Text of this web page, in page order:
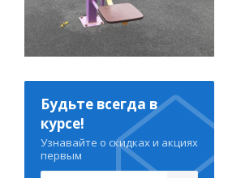
Будьте всегда в
курсе!
Узнавайте о скидках и акциях
первым